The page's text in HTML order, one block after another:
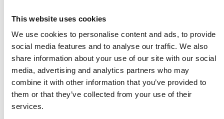
This website uses cookies
We use cookies to personalise content and ads, to provide
social media features and to analyse our traffic. We also
share information about your use of our site with our social
media, advertising and analytics partners who may
combine it with other information that you’ve provided to
them or that they’ve collected from your use of their
services.
voor huishoudens met verschillende
huisdieren.
Kalmerend Effect:
Ideaal voor gebruik
tijdens stressvolle situaties, zoals
dierenartsbezoeken of alleen thuis zijn,
dankzij het kalmerende effect van likken.